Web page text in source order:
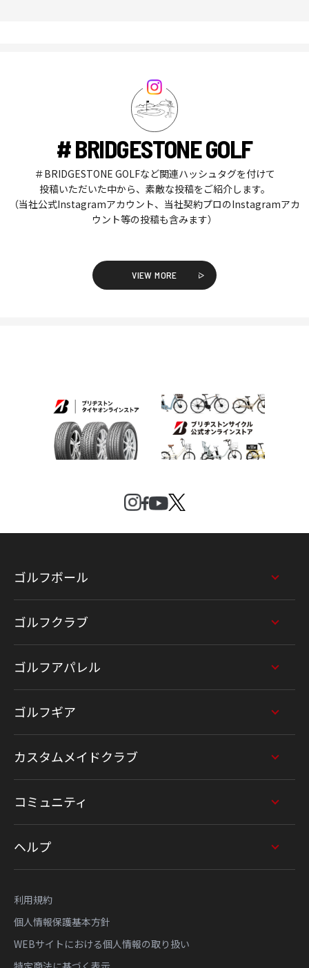
# BRIDGESTONE GOLF
＃BRIDGESTONE GOLFなど関連ハッシュタグを付けて
投稿いただいた中から、素敵な投稿をご紹介します。
（当社公式Instagramアカウント、当社契約プロのInstagramアカ
ウント等の投稿も含みます）
VIEW MORE
ゴルフボール
ゴルフクラブ
ゴルフアパレル
ゴルフギア
カスタムメイドクラブ
コミュニティ
ヘルプ
利用規約
個人情報保護基本方針
WEBサイトにおける個人情報の取り扱い